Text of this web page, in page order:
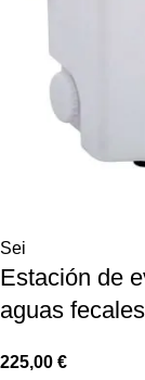
Sei
Estación de
aguas
225,00 €